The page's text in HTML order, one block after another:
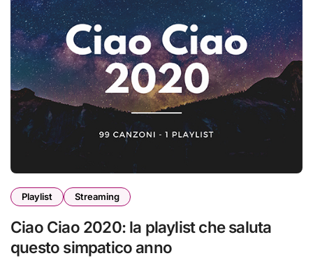
Playlist Streaming
Ciao Ciao 2020: la playlist che saluta
questo simpatico anno